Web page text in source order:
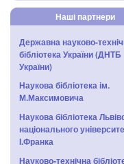
Наші партнери
Державна науково-
бібліотека України (ДНТБ
України)
Наукова бібліотека ім.
М.Максимовича
Наукова бібліотека
національного
І.Франка
Науково-технічна